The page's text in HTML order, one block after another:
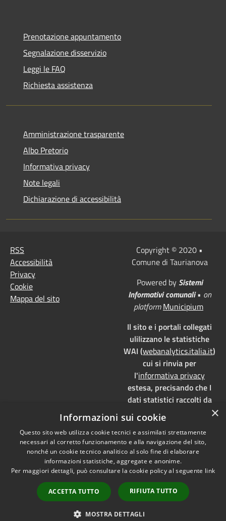
Prenotazione appuntamento
Segnalazione disservizio
Leggi le FAQ
Richiesta assistenza
Amministrazione trasparente
Albo Pretorio
Informativa privacy
Note legali
Dichiarazione di accessibilità
RSS
Accessibilità
Privacy
Cookie
Mappa del sito
Copyright © 2020 •
Comune di Taurianova
Powered by Sistemi
Informativi comunali• on
platform Municipium
Il sito e i portali collegati
ulilizzano le statistiche
WAI (webanalytics.italia.it)
cui si rinvia per
l'informativa privacy
estesa, precisando che I
dati statistici raccolti da
WAI vengono memorizzati
su server dedicati,
localizzati in Italia e ad uso
esclusivo della pubblica
amministrazione. WAI è
pienamente aderente alla
normativa GDPR e, grazie
all'anonimizzazione dei
dati, è
×
Informazioni sui cookie
Questo sito web utilizza cookie tecnici e assimilati strettamente
necessari al corretto funzionamento e alla navigazione del sito,
nonché un cookie tecnico analitico al solo fine di elaborare
informazioni statistiche, aggregate e anonime.
Per maggiori dettagli, può consultare la cookie policy al seguente link
ACCETTA TUTTO RIFIUTA TUTTO
MOSTRA DETTAGLI